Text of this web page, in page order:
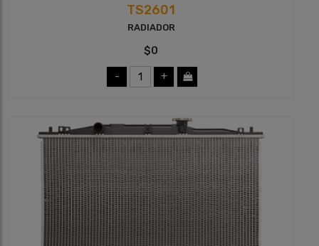
TS2601
RADIADOR
$0
- +